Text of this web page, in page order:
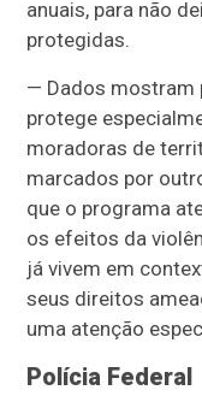
anuais, para não
protegidas.
— Dados mostram
protege
moradoras de
marcados por
que o programa
os efeitos da
já vivem em
seus direitos
uma atenção
Polícia Federal